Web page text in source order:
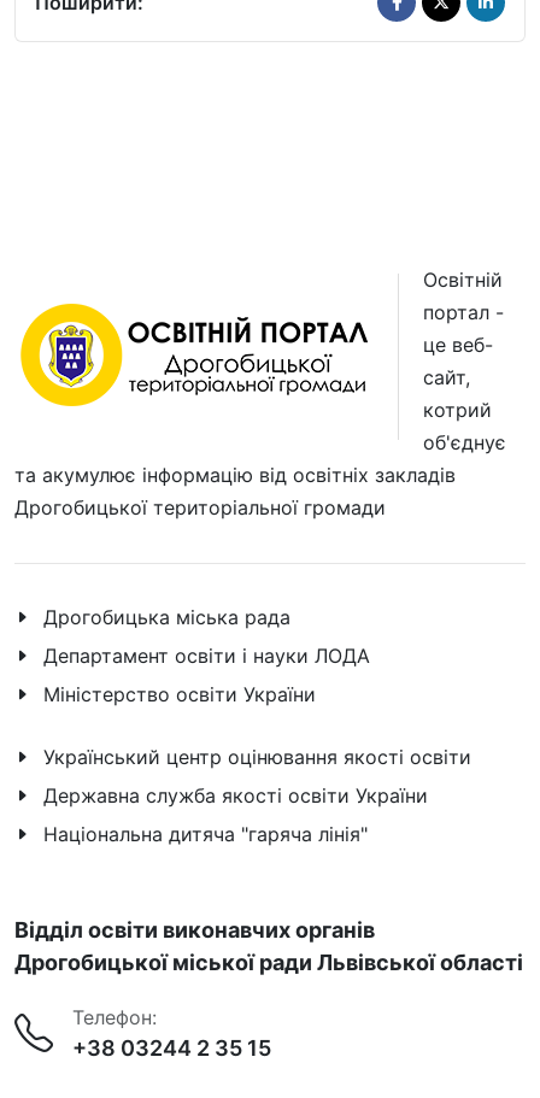
Освітній
портал -
це веб-
сайт,
котрий
об'єднує
та акумулює інформацію від освітніх закладів
Дрогобицької територіальної громади
Дрогобицька міська рада
Департамент освіти і науки ЛОДА
Міністерство освіти України
Український центр оцінювання якості освіти
Державна служба якості освіти України
Національна дитяча "гаряча лінія"
Відділ освіти виконавчих органів
Дрогобицької міської ради Львівської області
Телефон:
+38 03244 2 35 15